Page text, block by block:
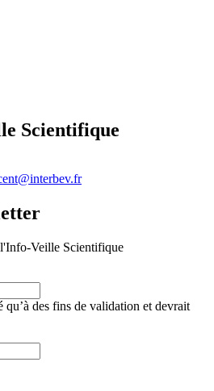
Scientifique
Veille Scientifique
qu’à des fins de validation et devrait